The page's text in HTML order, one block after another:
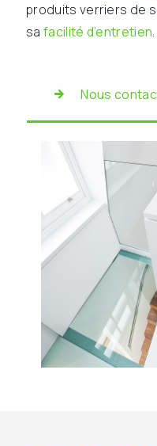
produits verriers de
sa facilité d’entretien.
Nous